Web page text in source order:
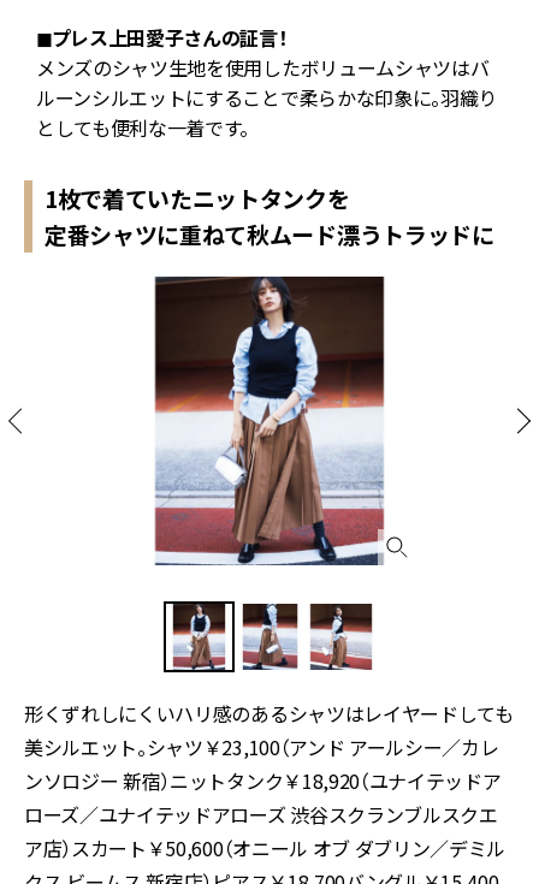
◼︎プレス上田愛子さんの証言！
メンズのシャツ生地を使用したボリュームシャツはバ
ルーンシルエットにすることで柔らかな印象に。羽織り
としても便利な一着です。
1枚で着ていたニットタンクを
定番シャツに重ねて秋ムード漂うトラッドに
形くずれしにくいハリ感のあるシャツはレイヤードしても
美シルエット。シャツ￥23,100（アンド アールシー／カレ
ンソロジー 新宿）ニットタンク￥18,920（ユナイテッドア
ローズ／ユナイテッドアローズ 渋谷スクランブルスクエ
ア店）スカート￥50,600（オニール オブ ダブリン／デミル